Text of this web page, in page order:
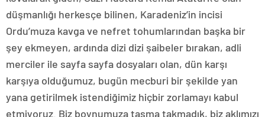
düşmanlığı herkesçe bilinen, Karadeniz’in incisi
Ordu’muza kavga ve nefret tohumlarından başka bir
şey ekmeyen, ardında dizi dizi şaibeler bırakan, adli
merciler ile sayfa sayfa dosyaları olan, dün karşı
karşıya olduğumuz, bugün mecburi bir şekilde yan
yana getirilmek istendiğimiz hiçbir zorlamayı kabul
etmiyoruz. Biz boynumuza tasma takmadık, biz aklımızı